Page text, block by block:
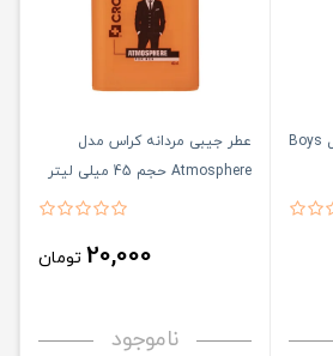
عطر جیبی مردانه کراس مدل Boys
عطر جیبی مردانه کراس مدل
Atmosphere حجم 45 میلی لیتر
20,000 تومان
ناموجود